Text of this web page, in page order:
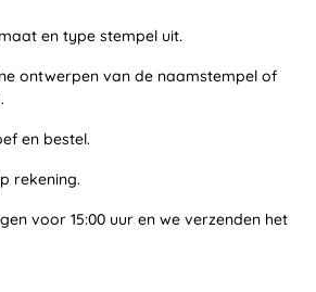
en type stempel uit.
ontwerpen van de naamstempel of
en bestel.
rekening.
voor 15:00 uur en we verzenden het